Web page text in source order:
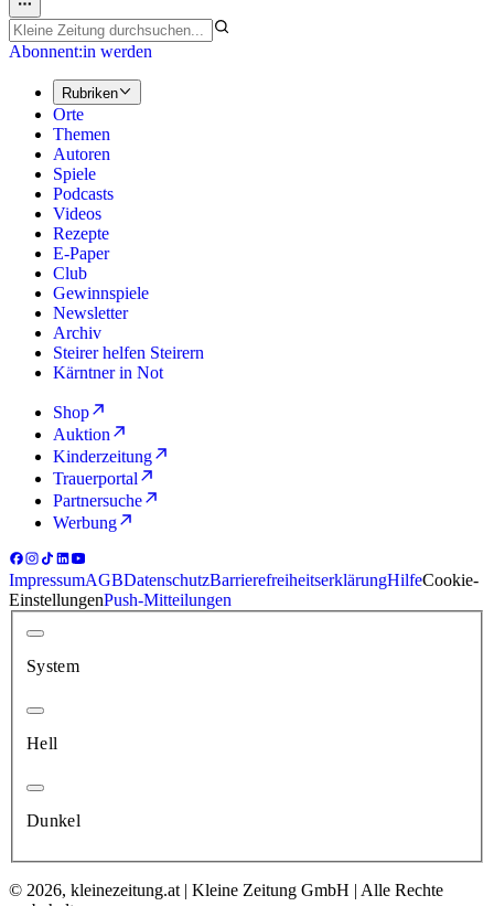
Abonnent:in werden
Rubriken
Orte
Themen
Autoren
Spiele
Podcasts
Videos
Rezepte
E-Paper
Club
Gewinnspiele
Newsletter
Archiv
Steirer helfen Steirern
Kärntner in Not
Shop
Auktion
Kinderzeitung
Trauerportal
Partnersuche
Werbung
ImpressumAGBDatenschutzBarrierefreiheitserklärungHilfeCookie-
EinstellungenPush-Mitteilungen
System
Hell
Dunkel
© 2026, kleinezeitung.at | Kleine Zeitung GmbH | Alle Rechte